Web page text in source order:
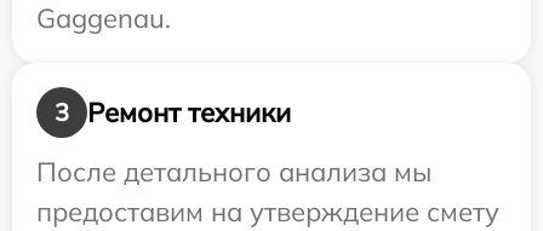
Gaggenau.
3
Ремонт техники
После детального анализа мы
предоставим на утверждение смету